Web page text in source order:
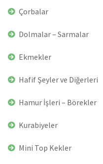
Çorbalar
Dolmalar – Sarmalar
Ekmekler
Hafif Şeyler ve Diğerleri
Hamur İşleri – Börekler
Kurabiyeler
Mini Top Kekler